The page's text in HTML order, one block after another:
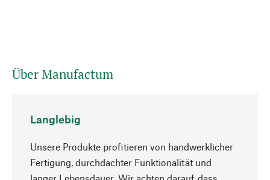
Über Manufactum
Langlebig
Unsere Produkte profitieren von handwerklicher
Fertigung, durchdachter Funktionalität und